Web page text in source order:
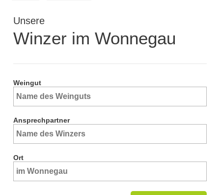
Unsere
Winzer im Wonnegau
Weingut
Ansprechpartner
Ort